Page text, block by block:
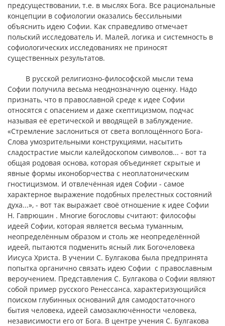
предсуществовании, т.е. в мыслях Бога. Все рациональные
концепции в софиологии оказались бессильными
объяснить идею Софии. Как справедливо отмечает
польский исследователь И. Малей, логика и системность в
софиологических исследованиях не приносят
существенных результатов.
В русской религиозно-философской мысли тема
Софии получила весьма неоднозначную оценку. Надо
признать, что в православной среде к идее Софии
относятся с опасением и даже скептицизмом, подчас
называя её еретической и вводящей в заблуждение.
«Стремление заслониться от света воплощённого Бога-
Слова умозрительными конструкциями, насытить
сладострастие мысли калейдоскопом символов... - вот та
общая родовая основа, которая объединяет скрытые и
явные формы иконоборчества с неоплатоническим
гностицизмом. И отвлечённая идея Софии - самое
характерное выражение подобных прелестных состояний
духа...», - вот так выражает своё отношение к идее Софии
Н. Гаврюшин . Многие богословы считают: философы
идеей Софии, которая является весьма туманным,
неопределённым образом и столь же неопределённой
идеей, пытаются подменить ясный лик Богочеловека
Иисуса Христа. В учении С. Булгакова была предпринята
попытка органично связать идею Софии с православным
вероучением. Представления С. Булгакова о Софии являют
собой пример русского Ренессанса, характеризующийся
поиском глубинных оснований для самодостаточного
бытия человека, идеей самозаключённости человека,
независимости его от Бога. В центре учения С. Булгакова